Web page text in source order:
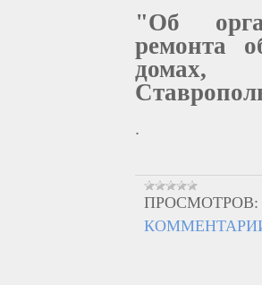
"Об
ремонта
домах,
.
ПРОСМОТРОВ: